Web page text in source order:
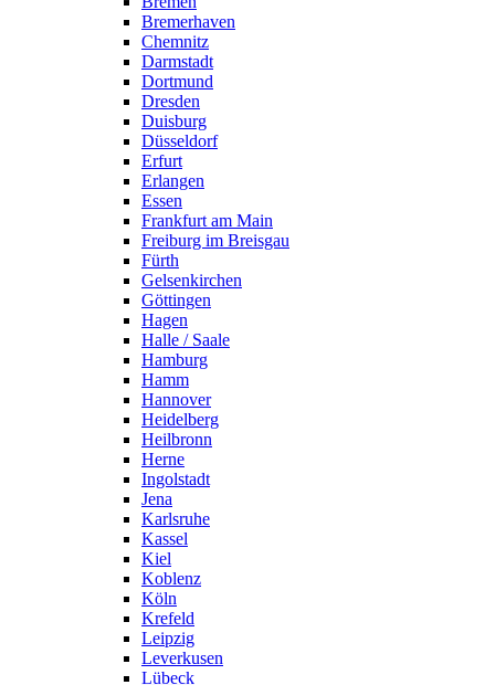
Bremerhaven
Chemnitz
Darmstadt
Dortmund
Dresden
Duisburg
Düsseldorf
Erfurt
Erlangen
Essen
Frankfurt am Main
Freiburg im Breisgau
Fürth
Gelsenkirchen
Göttingen
Hagen
Halle / Saale
Hamburg
Hamm
Hannover
Heidelberg
Heilbronn
Herne
Ingolstadt
Jena
Karlsruhe
Kassel
Kiel
Koblenz
Köln
Krefeld
Leipzig
Leverkusen
Lübeck